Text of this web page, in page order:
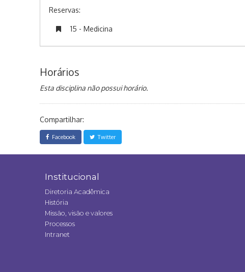
Reservas:
15 - Medicina
Horários
Esta disciplina não possui horário.
Compartilhar:
Facebook Twitter
Institucional
Diretoria Acadêmica
História
Missão, visão e valores
Processos
Intranet